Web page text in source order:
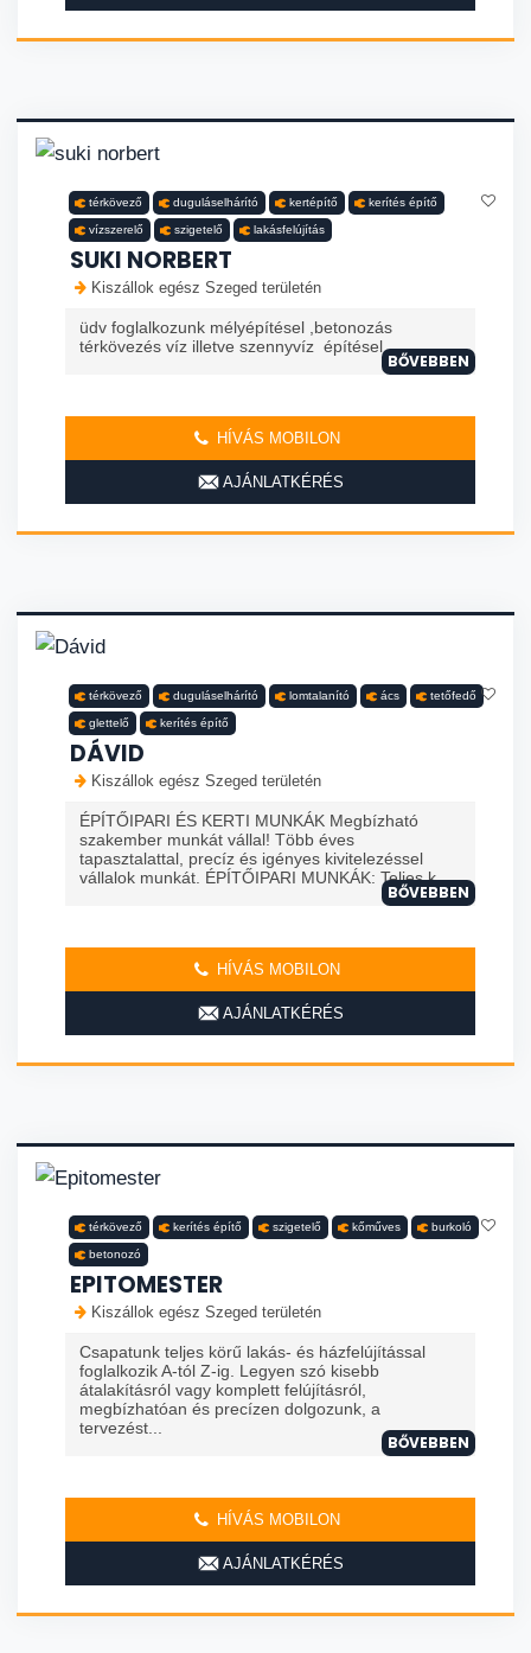
térkövező duguláselhárító kertépítő kerítés építő
vízszerelő szigetelő lakásfelújítás
SUKI NORBERT
Kiszállok egész Szeged területén
üdv foglalkozunk mélyépítésel ,betonozás
térkövezés víz illetve szennyvíz építésel
BŐVEBBEN
HÍVÁS MOBILON
AJÁNLATKÉRÉS
térkövező duguláselhárító lomtalanító ács tetőfedő
glettelő kerítés építő
DÁVID
Kiszállok egész Szeged területén
ÉPÍTŐIPARI ÉS KERTI MUNKÁK Megbízható
szakember munkát vállal! Több éves
tapasztalattal, precíz és igényes kivitelezéssel
vállalok munkát. ÉPÍTŐIPARI MUNKÁK: Teljes k...
BŐVEBBEN
HÍVÁS MOBILON
AJÁNLATKÉRÉS
térkövező kerítés építő szigetelő kőműves burkoló
betonozó
EPITOMESTER
Kiszállok egész Szeged területén
Csapatunk teljes körű lakás- és házfelújítással
foglalkozik A-tól Z-ig. Legyen szó kisebb
átalakításról vagy komplett felújításról,
megbízhatóan és precízen dolgozunk, a
tervezést...
BŐVEBBEN
HÍVÁS MOBILON
AJÁNLATKÉRÉS